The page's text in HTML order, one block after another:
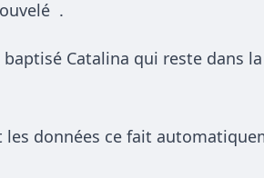
.
baptisé Catalina qui reste dans
données ce fait